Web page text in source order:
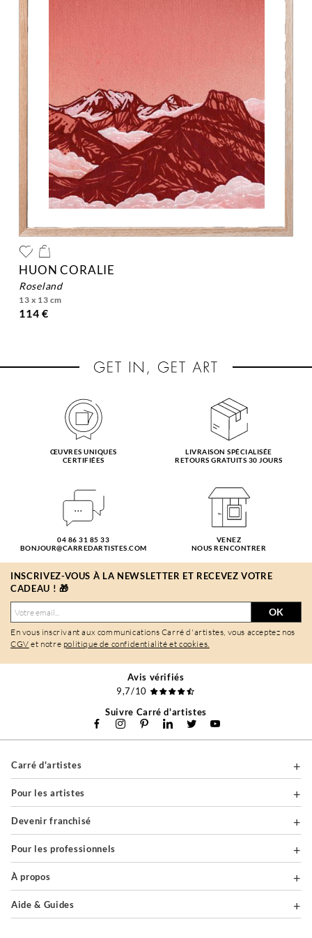
HUON CORALIE
roseland
13 x 13 cm
114 €
ŒUVRES UNIQUES
CERTIFIÉES
LIVRAISON SPÉCIALISÉE
RETOURS GRATUITS 30 JOURS
04 86 31 85 33
BONJOUR@CARREDARTISTES.COM
VENEZ
NOUS RENCONTRER
INSCRIVEZ-VOUS À LA NEWSLETTER ET RECEVEZ VOTRE
CADEAU ! 🎁
OK
En vous inscrivant aux communications Carré d'artistes, vous acceptez nos
CGV et notre politique de confidentialité et cookies.
Avis vérifiés
9,7/10
Suivre Carré d'artistes
Carré d'artistes
Pour les artistes
Devenir franchisé
Pour les professionnels
À propos
Aide & Guides